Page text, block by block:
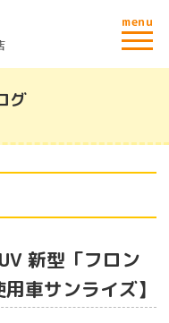
menu
グ
新型「フロン
用車サンライズ】